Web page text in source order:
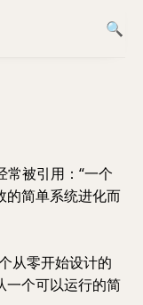
被引用：“一个
的简单系统进化而
从零开始设计的
一个可以运行的简